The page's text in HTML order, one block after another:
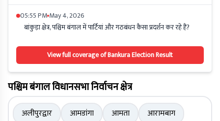
05:55 PM May 4, 2026
बांकुड़ा क्षेत्र, पश्चिम बंगाल में पार्टियां और गठबंधन कैसा प्रदर्शन कर रहे हैं?
View full coverage of Bankura Election Result
पश्चिम बंगाल विधानसभा निर्वाचन क्षेत्र
अलीपुरद्वार आमडांगा आमता
आरामबाग